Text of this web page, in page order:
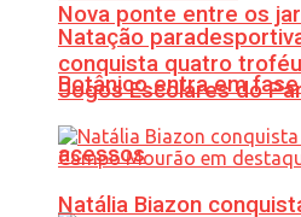
Nova ponte entre os
Botânico entra em
acessos
Natação
conquista quatro
Jogos Escolares do
Natália Biazon